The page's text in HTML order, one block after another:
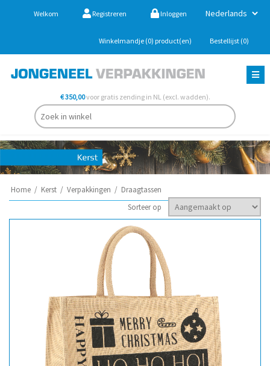
Welkom Registreren Inloggen
Winkelmandje (0) product(en) Bestellijst (0)
€ 350,00voor gratis zending in NL (excl. wadden).
Home / Kerst / Verpakkingen / Draagtassen
Sorteer op